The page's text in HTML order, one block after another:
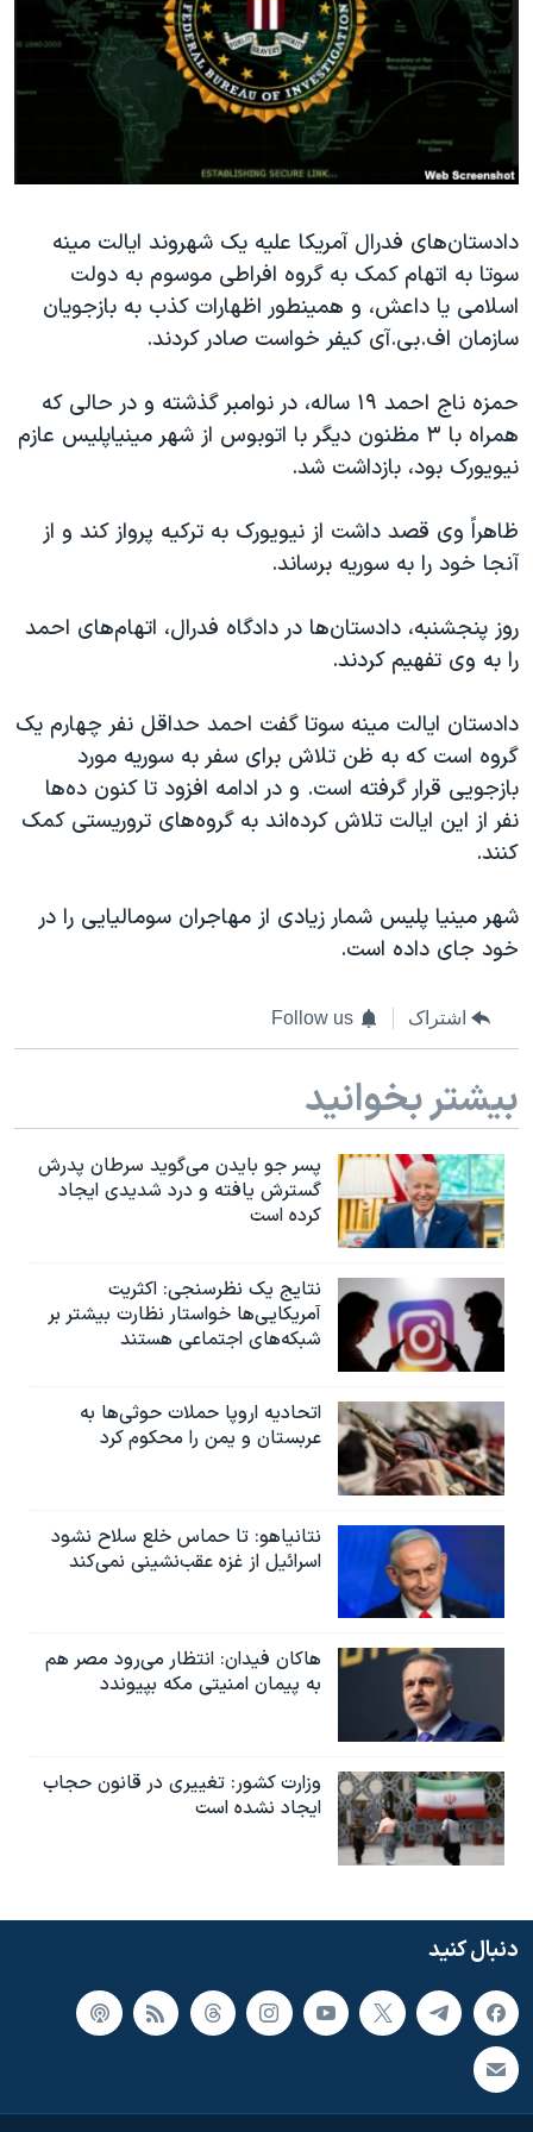
فرهنگ و زندگی
حقوق شهروندی
اقتصادی
علم و فناوری
گالری عکس
آرشیو پخش زنده
مستندها
انتخابات ریاست جمهوری آمریکا ۲۰۲۴
حمله جمهوری اسلامی به اسرائیل
رمز مهسا
اعتراضات زن، زندگی، آزادی
مجموعه مستندهای دادخواهی
تریبونال مردمی آبان ۹۸
چهل سال گروگان‌گیری
قانون شفافیت دارائی کادر رهبری ایران
اسرائیل در جنگ
نرگس محمدی برنده جایزه نوبل صلح
همایش محافظه‌کاران آمریکا «سی‌پک»
صفحه‌های ویژه
دنبال کنید
زبانهای مختلف
دادستان‌های فدرال آمریکا علیه یک شهروند ایالت مینه
سوتا به اتهام کمک به گروه افراطی موسوم به دولت
اسلامی یا داعش، و همینطور اظهارات کذب به بازجویان
سازمان اف.بی.آی کیفر خواست صادر کردند.
حمزه ناج احمد ۱۹ ساله، در نوامبر گذشته و در حالی که
همراه با ۳ مظنون دیگر با اتوبوس از شهر مینیاپلیس عازم
نیویورک بود، بازداشت شد.
ظاهراً وی قصد داشت از نیویورک به ترکیه پرواز کند و از
آنجا خود را به سوریه برساند.
روز پنجشنبه، دادستان‌ها در دادگاه فدرال، اتهام‌های احمد
را به وی تفهیم کردند.
دادستان ایالت مینه سوتا گفت احمد حداقل نفر چهارم یک
گروه است که به ظن تلاش برای سفر به سوریه مورد
بازجویی قرار گرفته است. و در ادامه افزود تا کنون ده‌ها
نفر از این ایالت تلاش کرده‌اند به گروه‌های تروریستی کمک
کنند.
شهر مینیا پلیس شمار زیادی از مهاجران سومالیایی را در
خود جای داده است.
اشتراک Follow us
بیشتر بخوانید
پسر جو بایدن می‌گوید سرطان پدرش
گسترش یافته و درد شدیدی ایجاد
کرده است
نتایج یک نظرسنجی: اکثریت
آمریکایی‌ها خواستار نظارت بیشتر بر
شبکه‌های اجتماعی هستند
اتحادیه اروپا حملات حوثی‌ها به
عربستان و یمن را محکوم کرد
نتانیاهو: تا حماس خلع سلاح نشود
اسرائیل از غزه عقب‌نشینی نمی‌کند
هاکان فیدان: انتظار می‌رود مصر هم
به پیمان امنیتی مکه بپیوندد
وزارت کشور: تغییری در قانون حجاب
ایجاد نشده است
دنبال کنید